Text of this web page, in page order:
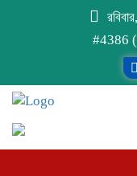
#4386